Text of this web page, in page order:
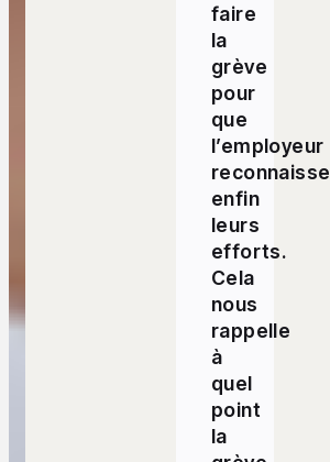
faire
la
grève
pour
que
l’employeur
reconnaisse
enfin
leurs
efforts.
Cela
nous
rappelle
à
quel
point
la